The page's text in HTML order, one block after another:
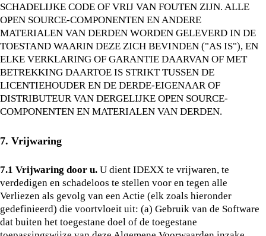
SCHADELIJKE CODE OF VRIJ VAN FOUTEN ZIJN. ALLE
OPEN SOURCE-COMPONENTEN EN ANDERE
MATERIALEN VAN DERDEN WORDEN GELEVERD IN DE
TOESTAND WAARIN DEZE ZICH BEVINDEN ("AS IS"), EN
ELKE VERKLARING OF GARANTIE DAARVAN OF MET
BETREKKING DAARTOE IS STRIKT TUSSEN DE
LICENTIEHOUDER EN DE DERDE-EIGENAAR OF
DISTRIBUTEUR VAN DERGELIJKE OPEN SOURCE-
COMPONENTEN EN MATERIALEN VAN DERDEN.
7. Vrijwaring
7.1 Vrijwaring door u. U dient IDEXX te vrijwaren, te
verdedigen en schadeloos te stellen voor en tegen alle
Verliezen als gevolg van een Actie (elk zoals hieronder
gedefinieerd) die voortvloeit uit: (a) Gebruik van de Software
dat buiten het toegestane doel of de toegestane